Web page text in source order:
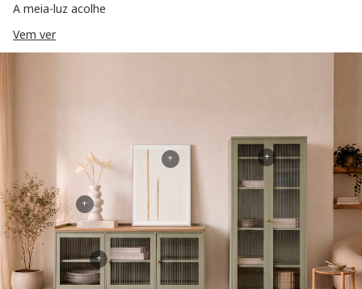
A meia-luz acolhe
Vem ver
+
+
+
+